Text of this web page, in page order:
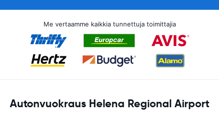
Me vertaamme kaikkia tunnettuja toimittajia
Autonvuokraus Helena Regional Airport